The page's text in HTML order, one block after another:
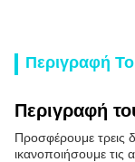
Περιγραφή
Περιγραφή
Προσφέρουμε τρεις
ικανοποιήσουμε τις